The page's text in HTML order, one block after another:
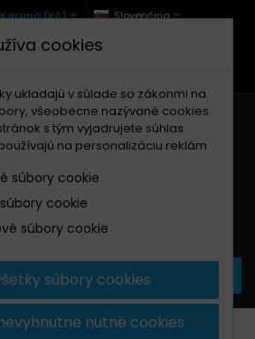
(Kč) Slovenčina
127 977 (Po-Pá, 9-12 a 13-17)
Košík0Produkty
cookies
ukladajú v súlade so zákonmi na
všeobecne nazývané cookies.
s tým vyjadrujete súhlas.
na personalizáciu reklám
súbory cookie
cookie
súbory cookie
súbory cookies
nutné cookies